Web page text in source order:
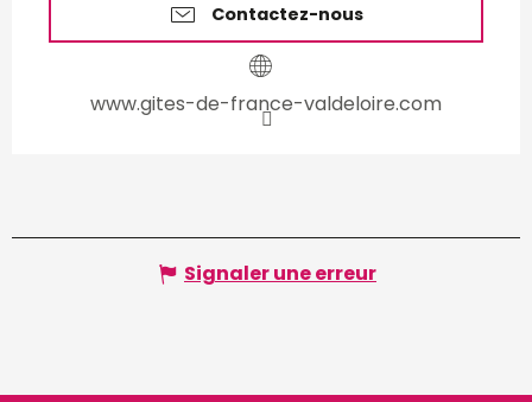
Contactez-nous
www.gites-de-france-valdeloire.com
Signaler une erreur